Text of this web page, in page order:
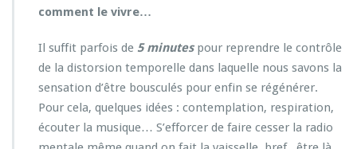
comment le vivre…
Il suffit parfois de 5 minutes pour reprendre le contrôle
de la distorsion temporelle dans laquelle nous savons la
sensation d’être bousculés pour enfin se régénérer.
Pour cela, quelques idées : contemplation, respiration,
écouter la musique… S’efforcer de faire cesser la radio